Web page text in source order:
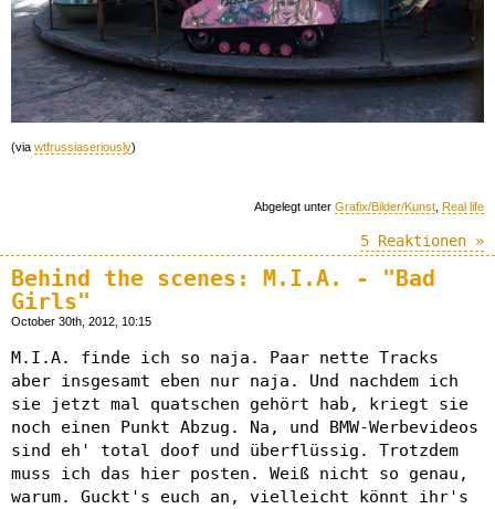
(via wtfrussiaseriously)
Abgelegt unter Grafix/Bilder/Kunst Real life
5 Reaktionen »
Behind the scenes: M.I.A. - "Bad
Girls"
October 30th, 2012, 10:15
M.I.A. finde ich so naja. Paar nette Tracks
aber insgesamt eben nur naja. Und nachdem ich
sie jetzt mal quatschen gehört hab, kriegt sie
noch einen Punkt Abzug. Na, und BMW-Werbevideos
sind eh' total doof und überflüssig. Trotzdem
muss ich das hier posten. Weiß nicht so genau,
warum. Guckt's euch an, vielleicht könnt ihr's